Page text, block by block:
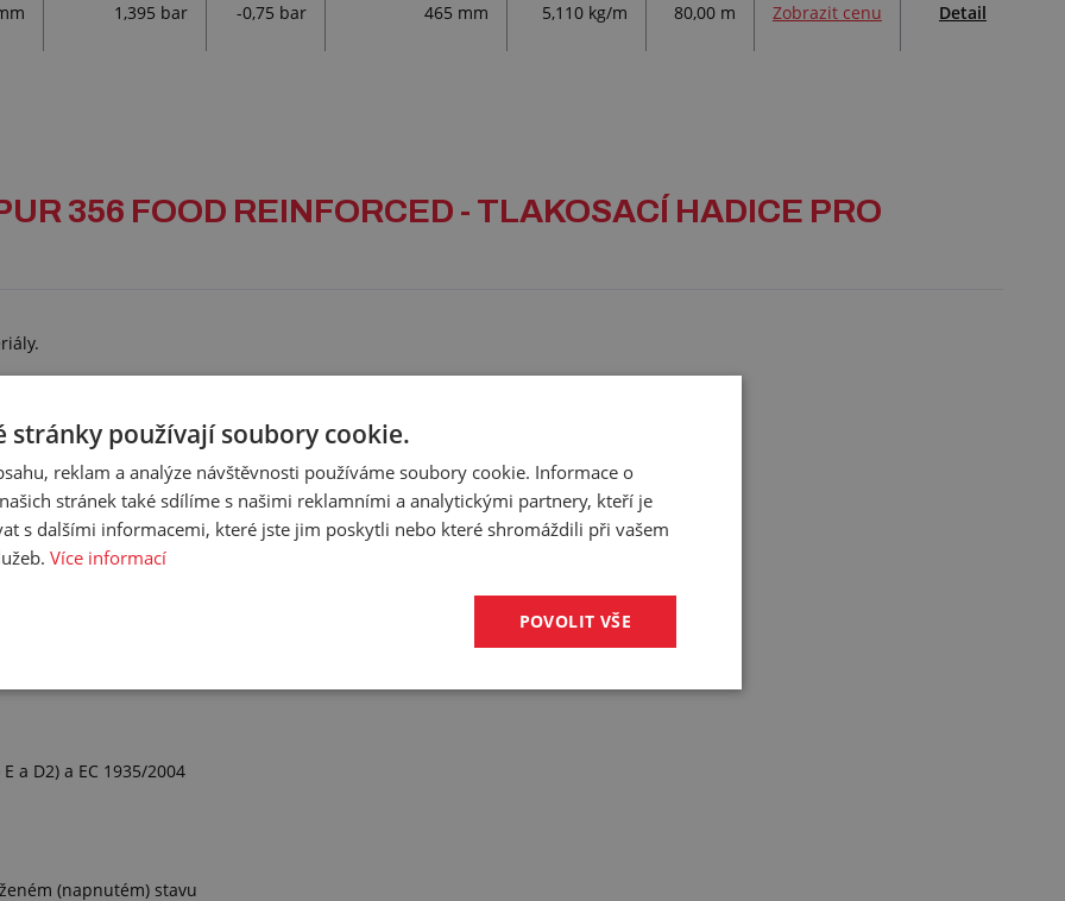
1,395 bar -0,75 bar 465 mm 5,110 kg/m 80,00 m Zobrazit cenu Detail
356 FOOD REINFORCED - TLAKOSACÍ HADICE PRO
hoblin)
normám
hadice
a D2) a EC 1935/2004
(napnutém) stavu
stránky používají soubory cookie.
reklam a analýze návštěvnosti používáme soubory cookie. Informace o
stránek také sdílíme s našimi reklamními a analytickými partnery, kteří je
s dalšími informacemi, které jste jim poskytli nebo které shromáždili při vašem
Více informací
POVOLIT VŠE